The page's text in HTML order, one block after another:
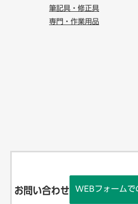
筆記具・修正具
専門・作業用品
お問い合わせ WEBフォームで